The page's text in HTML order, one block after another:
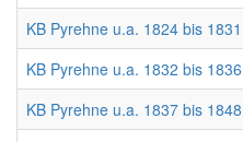
KB Pyrehne u.a. 1824 bis 1831
KB Pyrehne u.a. 1832 bis 1836
KB Pyrehne u.a. 1837 bis 1848